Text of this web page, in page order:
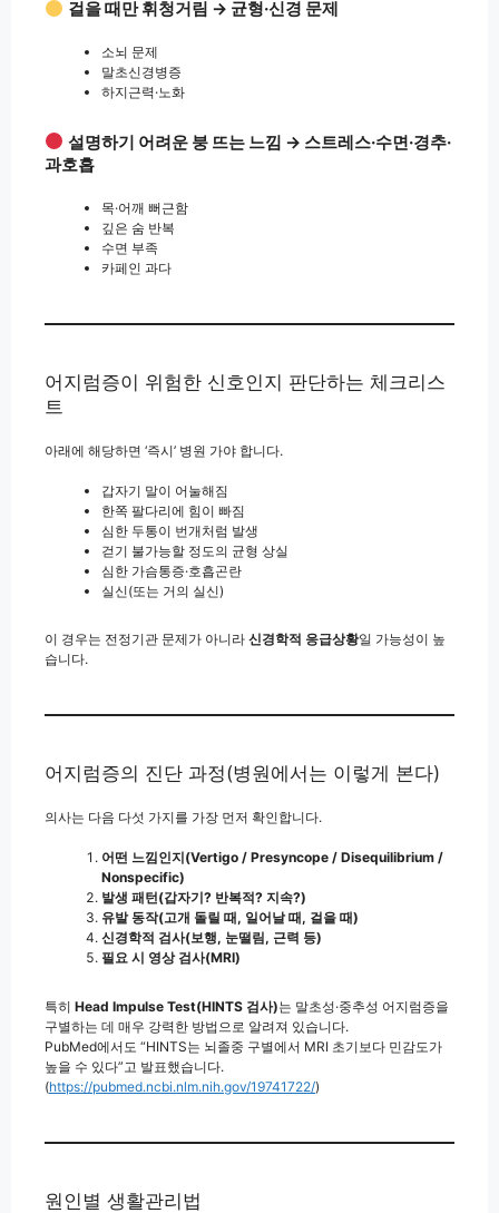
걸을 때만 휘청거림 → 균형·신경 문제
소뇌 문제
말초신경병증
하지근력·노화
설명하기 어려운 붕 뜨는 느낌 → 스트레스·수면·경추·
과호흡
목·어깨 뻐근함
깊은 숨 반복
수면 부족
카페인 과다
어지럼증이 위험한 신호인지 판단하는 체크리스
트
아래에 해당하면 ‘즉시’ 병원 가야 합니다.
갑자기 말이 어눌해짐
한쪽 팔다리에 힘이 빠짐
심한 두통이 번개처럼 발생
걷기 불가능할 정도의 균형 상실
심한 가슴통증·호흡곤란
실신(또는 거의 실신)
이 경우는 전정기관 문제가 아니라 신경학적 응급상황일 가능성이 높
습니다.
어지럼증의 진단 과정(병원에서는 이렇게 본다)
의사는 다음 다섯 가지를 가장 먼저 확인합니다.
어떤 느낌인지(Vertigo / Presyncope / Disequilibrium /
Nonspecific)
발생 패턴(갑자기? 반복적? 지속?)
유발 동작(고개 돌릴 때, 일어날 때, 걸을 때)
신경학적 검사(보행, 눈떨림, 근력 등)
필요 시 영상 검사(MRI)
특히 Head Impulse Test(HINTS 검사)는 말초성·중추성 어지럼증을
구별하는 데 매우 강력한 방법으로 알려져 있습니다.
PubMed에서도 “HINTS는 뇌졸중 구별에서 MRI 초기보다 민감도가
높을 수 있다”고 발표했습니다.
(https://pubmed.ncbi.nlm.nih.gov/19741722/)
원인별 생활관리법